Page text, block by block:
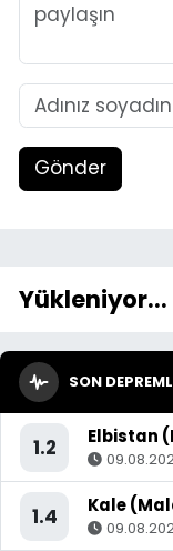
Gönder
Yükleniyor...
SON
1.2 Elbistan
1.4 Kale